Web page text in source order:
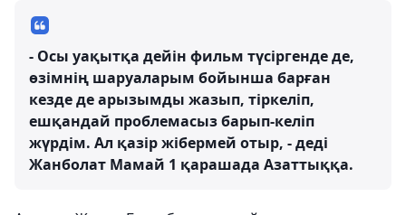
- Осы уақытқа дейін фильм түсіргенде де,
өзімнің шаруаларым бойынша барған
кезде де арызымды жазып, тіркеліп,
ешқандай проблемасыз барып-келіп
жүрдім. Ал қазір жібермей отыр, - деді
Жанболат Мамай 1 қарашада Азаттыққа. ​